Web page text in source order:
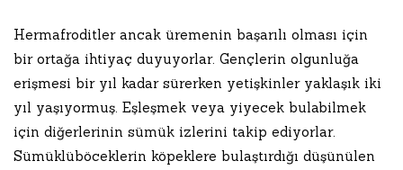
Hermafroditler ancak üremenin başarılı olması için
bir ortağa ihtiyaç duyuyorlar. Gençlerin olgunluğa
erişmesi bir yıl kadar sürerken yetişkinler yaklaşık iki
yıl yaşıyormuş. Eşleşmek veya yiyecek bulabilmek
için diğerlerinin sümük izlerini takip ediyorlar.
Sümüklüböceklerin köpeklere bulaştırdığı düşünülen